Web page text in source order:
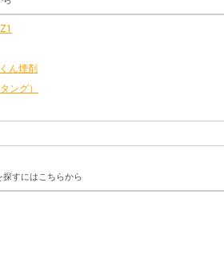
ん煙剤
ング）
すにはこちらから